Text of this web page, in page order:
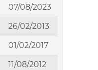
07/08/2023
26/02/2013
01/02/2017
11/08/2012